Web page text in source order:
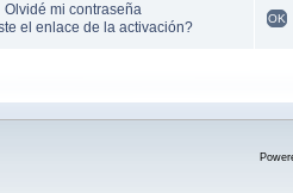
Olvidé mi contraseña
el enlace de la activación?
OK